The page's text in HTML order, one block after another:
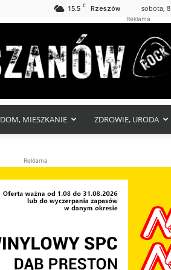
15.5 C Rzeszów sobota,
Reklama
DOM, MIESZKANIE ZDROWIE, URODA
Reklama